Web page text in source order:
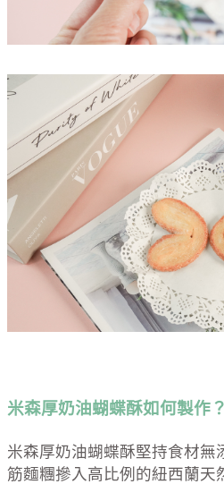
米森厚奶油蝴蝶酥如何製作？
米森厚奶油蝴蝶酥堅持食材無
筋麵糰摻入高比例的紐西蘭天